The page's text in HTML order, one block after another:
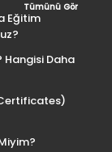
Tümünü Gör
Eğitim
Hangisi Daha
Certificates)